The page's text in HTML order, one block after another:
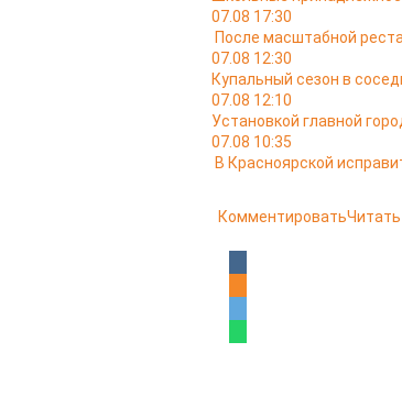
07.08 17:30
После масштабной
07.08 12:30
Купальный сезон в
07.08 12:10
Установкой главной
07.08 10:35
В Красноярской
Комментировать